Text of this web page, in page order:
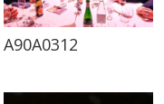
A90A0312